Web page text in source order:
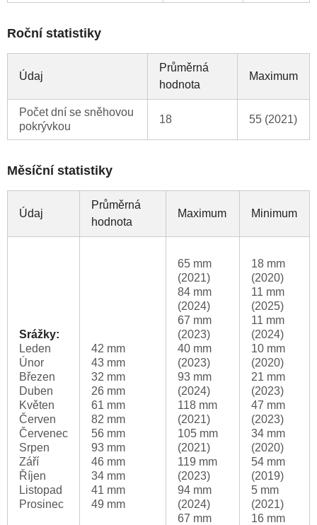
Roční statistiky
Údaj
Průměrná
hodnota
Maximum
Počet dní se sněhovou
pokrývkou
18 55 (2021)
Měsíční statistiky
Údaj
Průměrná
hodnota
Maximum Minimum
Srážky:
Leden
Únor
Březen
Duben
Květen
Červen
Červenec
Srpen
Září
Říjen
Listopad
Prosinec
42 mm
43 mm
32 mm
26 mm
61 mm
82 mm
56 mm
93 mm
46 mm
34 mm
41 mm
49 mm
65 mm
(2021)
84 mm
(2024)
67 mm
(2023)
40 mm
(2023)
93 mm
(2024)
118 mm
(2021)
105 mm
(2021)
119 mm
(2023)
94 mm
(2024)
67 mm
18 mm
(2020)
11 mm
(2025)
11 mm
(2024)
10 mm
(2020)
21 mm
(2023)
47 mm
(2023)
34 mm
(2020)
54 mm
(2019)
5 mm
(2021)
16 mm